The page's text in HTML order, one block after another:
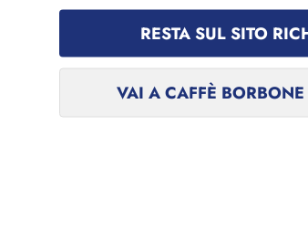
RESTA SUL SITO
VAI A CAFFÈ
Vai al contenuto